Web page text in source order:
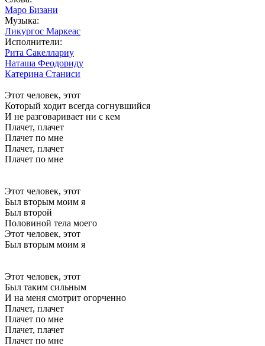
Маро Бизани
Музыка:
Ликургос Маркеас
Исполнители:
Рита Сакеллариу
Наташа Феодориду
Катерина Станиси
Этот человек, этот
Который ходит всегда согнувшийся
И не разговаривает ни с кем
Плачет, плачет
Плачет по мне
Плачет, плачет
Плачет по мне
Этот человек, этот
Был вторым моим я
Был второй
Половиной тела моего
Этот человек, этот
Был вторым моим я
Этот человек, этот
Был таким сильным
И на меня смотрит огорченно
Плачет, плачет
Плачет по мне
Плачет, плачет
Плачет по мне